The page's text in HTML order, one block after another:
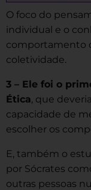
O foco do
individual e o
comportamento
coletividade.
3 – Ele foi o
Ética, que
capacidade de
escolher os
E, também o
por Sócrates
outras pessoas